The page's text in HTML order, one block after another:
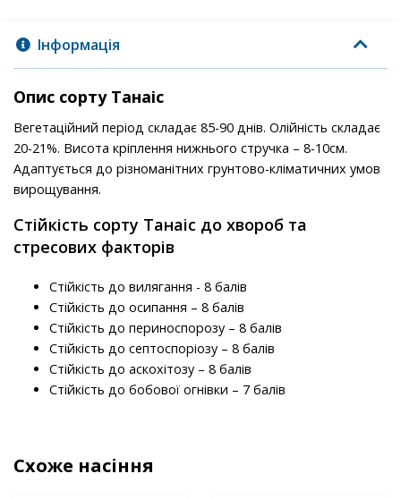
Інформація
Опис сорту Танаіс
Вегетаційний період складає 85-90 днів. Олійність складає
20-21%. Висота кріплення нижнього стручка – 8-10см.
Адаптується до різноманітних грунтово-кліматичних умов
вирощування.
Стійкість сорту Танаіс до хвороб та
стресових факторів
Стійкість до вилягання - 8 балів
Стійкість до осипання – 8 балів
Стійкість до периноспорозу – 8 балів
Стійкість до септоспоріозу – 8 балів
Стійкість до аскохітозу – 8 балів
Стійкість до бобової огнівки – 7 балів
Схоже насіння